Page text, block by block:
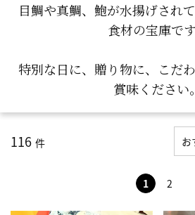
目鯛や真鯛、鮑が水揚げされ
食材の宝庫です
特別な日に、贈り物に、こだ
賞味ください。
116 件
1 2